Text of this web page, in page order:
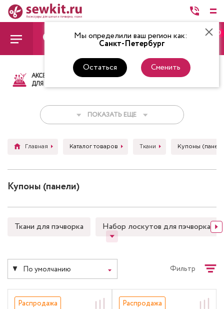
Мы определили ваш регион как:
Санкт-Петербург
Остаться Сменить
0
АКСЕССУАРЫ
ДЛЯ ШИТЬЯ
ТКАНИ НИТКИ
ПОКАЗАТЬ ЕЩЕ
Главная Каталог товаров Ткани Купоны
Купоны (панели)
Ткани для пэчворка Набор лоскутов для пэчворка
По умолчанию Фильтр
Распродажа Распродажа